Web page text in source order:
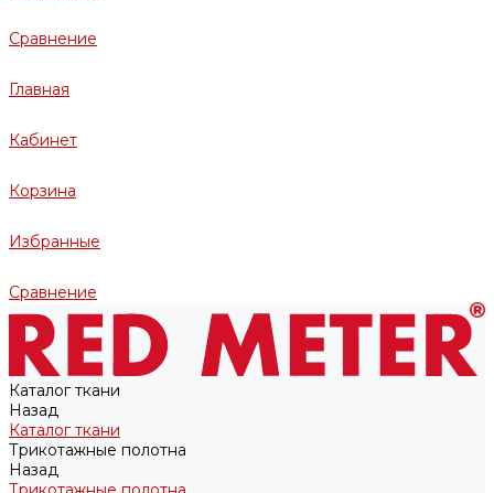
Сравнение
Главная
Кабинет
Корзина
Избранные
Сравнение
Каталог ткани
Назад
Каталог ткани
Трикотажные полотна
Назад